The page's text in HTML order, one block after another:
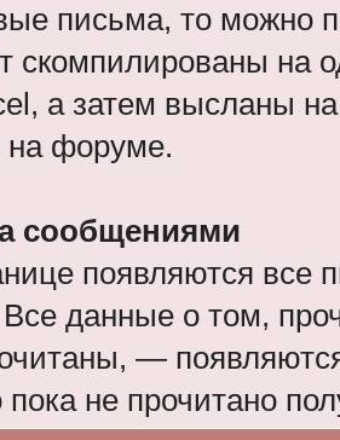
письма, то можно
скомпилированы на
а затем высланы
на форуме.
сообщениями
появляются
Все данные о том,
—
не прочитано